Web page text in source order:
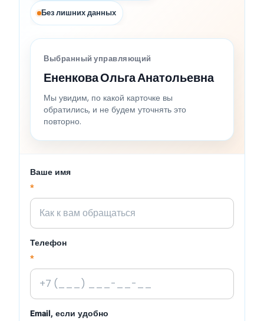
Без лишних данных
Выбранный управляющий
Ененкова Ольга Анатольевна
Мы увидим, по какой карточке вы
обратились, и не будем уточнять это
повторно.
Ваше имя
*
Телефон
*
Email, если удобно